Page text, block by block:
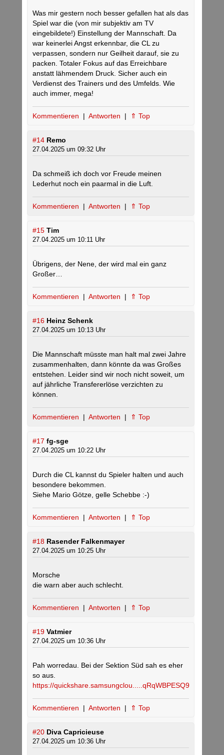
Was mir gestern noch besser gefallen hat als das
Spiel war die (von mir subjektiv am TV
eingebildete!) Einstellung der Mannschaft. Da
war keinerlei Angst erkennbar, die CL zu
verpassen, sondern nur Geilheit darauf, sie zu
packen. Totaler Fokus auf das Erreichbare
anstatt lähmendem Druck. Sicher auch ein
Verdienst des Trainers und des Umfelds. Wie
auch immer, mega!
Kommentieren | Antworten | ⇑ Top
#14 Remo
27.04.2025 um 09:32 Uhr
Da schmeiß ich doch vor Freude meinen
Lederhut noch ein paarmal in die Luft.
Kommentieren | Antworten | ⇑ Top
#15 Tim
27.04.2025 um 10:11 Uhr
Übrigens, der Nene, der wird mal ein ganz
Großer…
Kommentieren | Antworten | ⇑ Top
#16 Heinz Schenk
27.04.2025 um 10:13 Uhr
Die Mannschaft müsste man halt mal zwei Jahre
zusammenhalten, dann könnte da was Großes
entstehen. Leider sind wir noch nicht soweit, um
auf jährliche Transfererlöse verzichten zu
können.
Kommentieren | Antworten | ⇑ Top
#17 fg-sge
27.04.2025 um 10:22 Uhr
Durch die CL kannst du Spieler halten und auch
besondere bekommen.
Siehe Mario Götze, gelle Schebbe :-)
Kommentieren | Antworten | ⇑ Top
#18 Rasender Falkenmayer
27.04.2025 um 10:25 Uhr
Morsche
die warn aber auch schlecht.
Kommentieren | Antworten | ⇑ Top
#19 Vatmier
27.04.2025 um 10:36 Uhr
Pah worredau. Bei der Sektion Süd sah es eher
so aus.
https://quickshare.samsungclou.....qRqWBPESQ9
Kommentieren | Antworten | ⇑ Top
#20 Diva Capricieuse
27.04.2025 um 10:36 Uhr